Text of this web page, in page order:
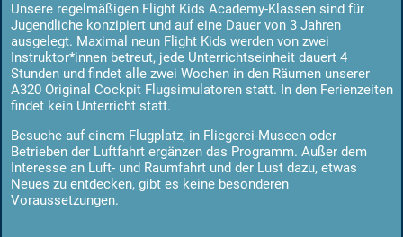
Unsere regelmäßigen Flight Kids Academy-Klassen sind für
Jugendliche konzipiert und auf eine Dauer von 3 Jahren
ausgelegt. Maximal neun Flight Kids werden von zwei
Instruktor*innen betreut, jede Unterrichtseinheit dauert 4
Stunden und findet alle zwei Wochen in den Räumen unserer
A320 Original Cockpit Flugsimulatoren statt. In den Ferienzeiten
findet kein Unterricht statt.
Besuche auf einem Flugplatz, in Fliegerei-Museen oder
Betrieben der Luftfahrt ergänzen das Programm. Außer dem
Interesse an Luft- und Raumfahrt und der Lust dazu, etwas
Neues zu entdecken, gibt es keine besonderen
Voraussetzungen.